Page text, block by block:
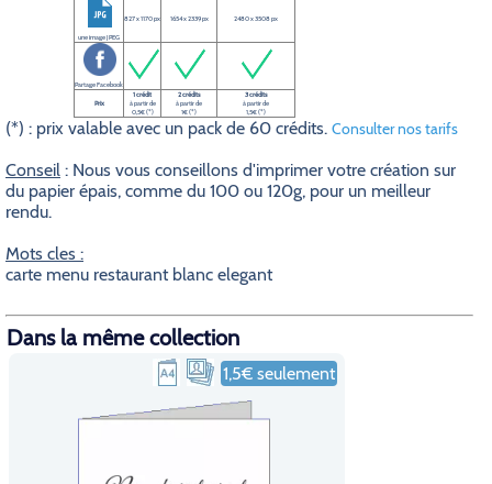
une image JPEG
827 x 1170 px 1654 x 2339 px 2480 x 3508 px
Partage Facebook
Prix
1 crédit
à partir de
0,5€ (*)
2 crédits
à partir de
1€ (*)
3 crédits
à partir de
1,5€ (*)
(*) : prix valable avec un pack de 60 crédits. Consulter nos tarifs
Conseil : Nous vous conseillons d'imprimer votre création sur
du papier épais, comme du 100 ou 120g, pour un meilleur
rendu.
Mots cles :
carte menu restaurant blanc elegant
Dans la même collection
1,5€ seulement